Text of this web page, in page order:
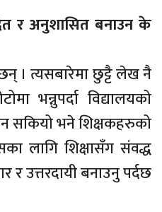
र अनुशासित बनाउन के
। त्यसबारेमा छुट्टै लेख नै
भन्नुपर्दा विद्यालयको
सकियो भने शिक्षकहरुको
लागि शिक्षासँग संवद्ध
उत्तरदायी बनाउनु पर्दछ